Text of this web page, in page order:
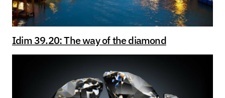
Idim 39.20: The way of the diamond